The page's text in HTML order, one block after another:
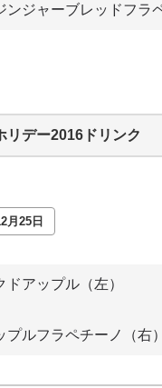
ンジャーブレッドフラ
リデー2016ドリンク
月25日
ドアップル（左）
プルフラペチーノ（右）